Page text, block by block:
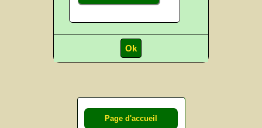
Page d'accueil